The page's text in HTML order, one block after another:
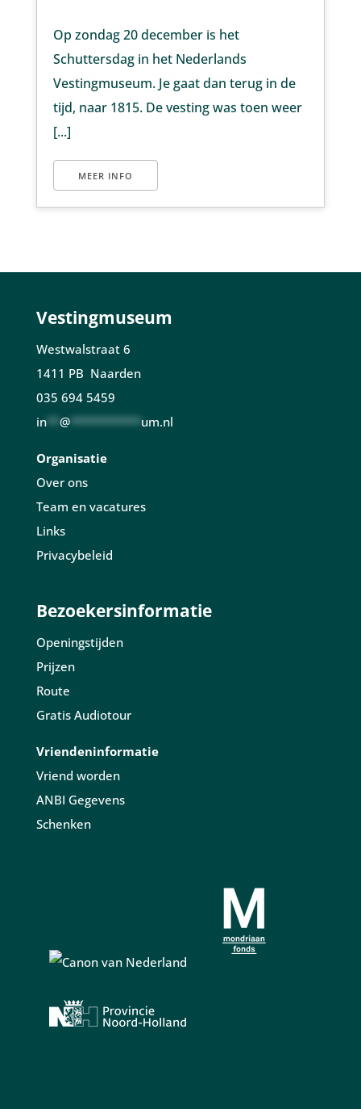
Op zondag 20 december is het
Schuttersdag in het Nederlands
Vestingmuseum. Je gaat dan terug in de
tijd, naar 1815. De vesting was toen weer
[...]
MEER INFO
Vestingmuseum
Westwalstraat 6
1411 PB Naarden
035 694 5459
in** @*********** um.nl
Organisatie
Over ons
Team en vacatures
Links
Privacybeleid
Bezoekersinformatie
Openingstijden
Prijzen
Route
Gratis Audiotour
Vriendeninformatie
Vriend worden
ANBI Gegevens
Schenken